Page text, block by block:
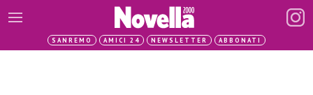
SANREMO AMICI 24 NEWSLETTER ABBONATI